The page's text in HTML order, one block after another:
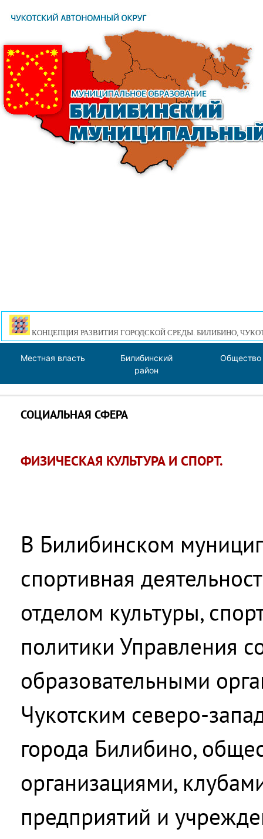
КОНЦЕПЦИЯ РАЗВИТИЯ ГОРОДСКОЙ СРЕДЫ. БИЛИБИНО,
Местная власть
Билибинский
район
Общество
СОЦИАЛЬНАЯ СФЕРА
ФИЗИЧЕСКАЯ КУЛЬТУРА И СПОРТ.
В Билибинском
спортивная
отделом культуры,
политики Управления
образовательными
Чукотским северо-
города Билибино,
организациями,
предприятий и